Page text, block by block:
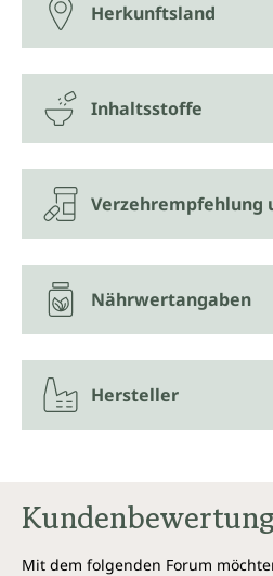
Herkunftsland
Inhaltsstoffe
Verzehrempfehlung
Nährwertangaben
Hersteller
Mit dem folgenden Forum